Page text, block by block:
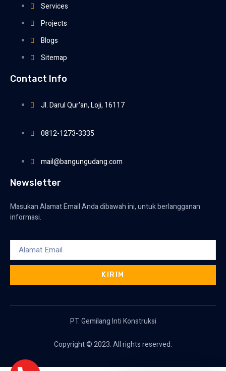
Services
Projects
Blogs
Sitemap
Contact Info
Jl. Darul Qur'an, Loji, 16117
0812-1273-3335
mail@bangungudang.com
Newsletter
Masukan Alamat Email Anda dibawah ini, untuk berlangganan
informasi.
KIRIM
PT. Gemilang Inti Konstruksi
Copyright © 2023. All rights reserved.